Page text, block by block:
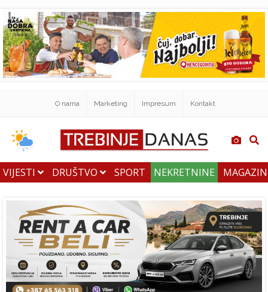
O nama Marketing Impresum Kontakt
VIJESTI DRUŠTVO SPORT NEKRETNINE